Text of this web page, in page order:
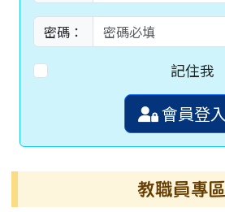
密碼：
記住我
會員登入
教職員專區